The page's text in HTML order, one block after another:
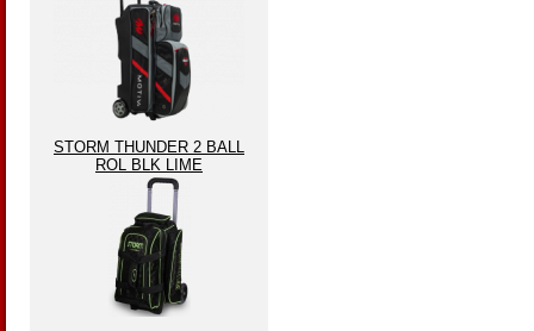
STORM THUNDER 2 BALL
ROL BLK LIME